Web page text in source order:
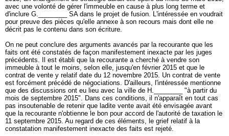
avec une volonté de gérer l'immeuble en cause à plus long terme et
d'inclure G.________ SA dans le projet de fusion. L'intéressée en voudrait
pour preuve des pièces qu'elle annexe à son recours mais dont elle ne
décrit pas le contenu dans son écriture.
On ne peut conclure des arguments avancés par la recourante que les
faits ont été constatés de façon manifestement inexacte par les juges
précédents. Il est établi que la recourante a cherché à vendre son
immeuble à tout le moins, selon elle, jusqu'en février 2015 et que le
contrat de vente y relatif date du 12 novembre 2015. Un contrat de vente
est forcément précédé de négociations. D'ailleurs, l'intéressée mentionne
que des discussions ont eu lieu avec la ville de H.________ "à partir du
mois de septembre 2015". Dans ces conditions, il n'apparaît en tout cas
pas insoutenable de retenir que ladite vente avait été envisagée avant
que la recourante n'obtienne le bon pour accord de l'autorité de taxation le
11 septembre 2015. Au regard de ces éléments, le grief relatif à la
constatation manifestement inexacte des faits est rejeté.